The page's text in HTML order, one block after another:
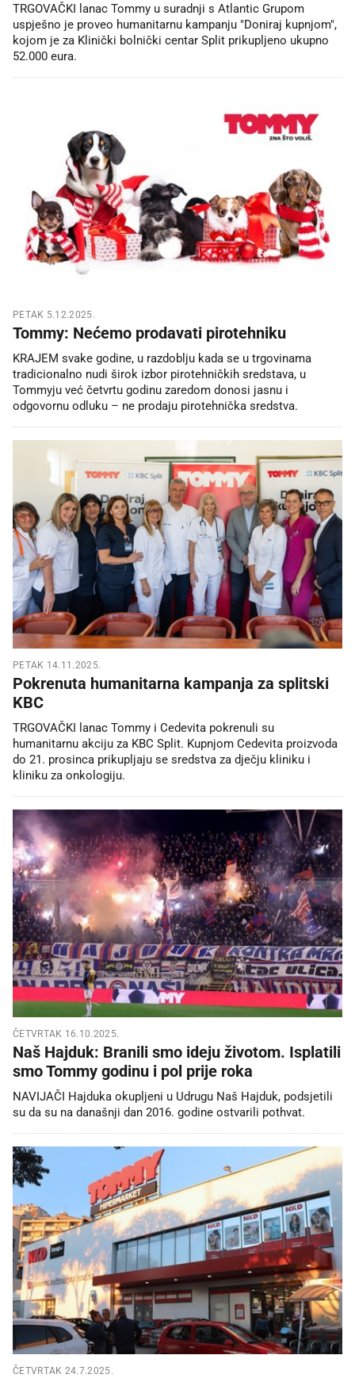
TRGOVAČKI lanac Tommy u suradnji s Atlantic Grupom
uspješno je proveo humanitarnu kampanju "Doniraj kupnjom",
kojom je za Klinički bolnički centar Split prikupljeno ukupno
52.000 eura.
PETAK 5.12.2025.
Tommy: Nećemo prodavati pirotehniku
KRAJEM svake godine, u razdoblju kada se u trgovinama
tradicionalno nudi širok izbor pirotehničkih sredstava, u
Tommyju već četvrtu godinu zaredom donosi jasnu i
odgovornu odluku – ne prodaju pirotehnička sredstva.
PETAK 14.11.2025.
Pokrenuta humanitarna kampanja za splitski
KBC
TRGOVAČKI lanac Tommy i Cedevita pokrenuli su
humanitarnu akciju za KBC Split. Kupnjom Cedevita proizvoda
do 21. prosinca prikupljaju se sredstva za dječju kliniku i
kliniku za onkologiju.
ČETVRTAK 16.10.2025.
Naš Hajduk: Branili smo ideju životom. Isplatili
smo Tommy godinu i pol prije roka
NAVIJAČI Hajduka okupljeni u Udrugu Naš Hajduk, podsjetili
su da su na današnji dan 2016. godine ostvarili pothvat.
ČETVRTAK 24.7.2025.